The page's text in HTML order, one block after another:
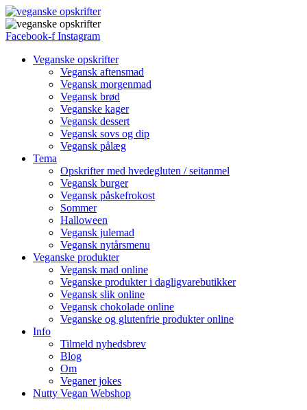
Facebook-f Instagram
Veganske opskrifter
Vegansk aftensmad
Vegansk morgenmad
Vegansk brød
Veganske kager
Vegansk dessert
Vegansk sovs og dip
Vegansk pålæg
Tema
Opskrifter med hvedegluten / seitanmel
Vegansk burger
Vegansk påskefrokost
Sommer
Halloween
Vegansk julemad
Vegansk nytårsmenu
Veganske produkter
Vegansk mad online
Veganske produkter i dagligvarebutikker
Vegansk slik online
Vegansk chokolade online
Veganske og glutenfrie produkter online
Info
Tilmeld nyhedsbrev
Blog
Om
Veganer jokes
Nutty Vegan Webshop